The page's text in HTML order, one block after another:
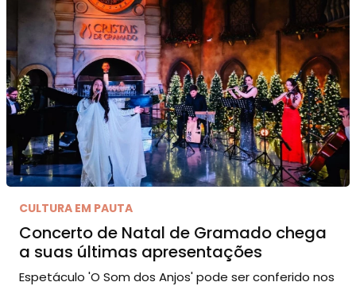
CULTURA EM PAUTA
Concerto de Natal de Gramado chega
a suas últimas apresentações
Espetáculo 'O Som dos Anjos' pode ser conferido nos